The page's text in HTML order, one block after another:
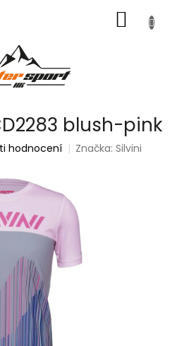
KOŠÍK
blush-pink
hodnocení Značka:Silvini